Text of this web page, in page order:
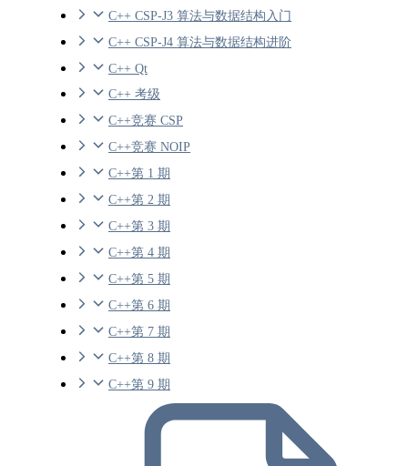
C++ CSP-J3 算法与数据结构入门
C++ CSP-J4 算法与数据结构进阶
C++ Qt
C++ 考级
C++竞赛 CSP
C++竞赛 NOIP
C++第 1 期
C++第 2 期
C++第 3 期
C++第 4 期
C++第 5 期
C++第 6 期
C++第 7 期
C++第 8 期
C++第 9 期